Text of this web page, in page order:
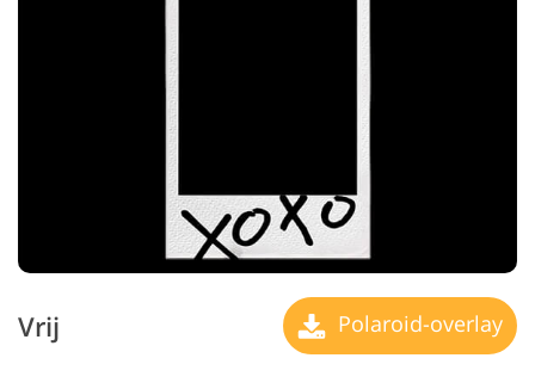
Vrij Polaroid-overlay